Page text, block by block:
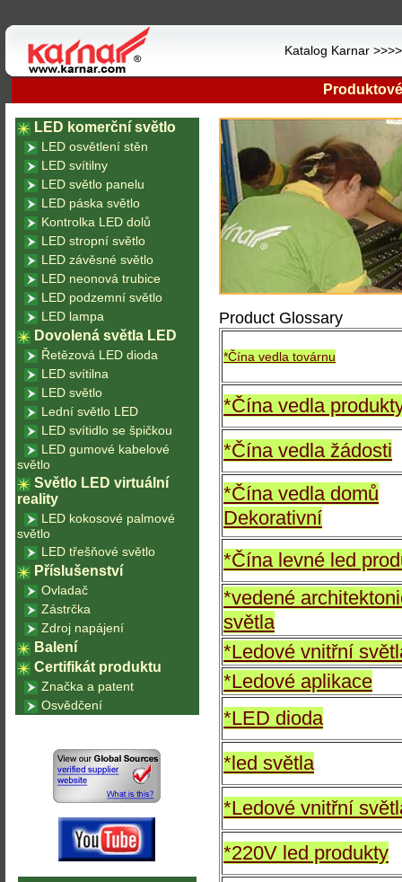
Katalog Karnar
Product Glossary
*Čína vedla továrnu
*Čína vedla
*Čína vedla žádosti
*Čína vedla domů
Dekorativní
*Čína levné led
*vedené
světla
*Ledové vnitřní
*Ledové aplikace
*LED dioda
*led světla
*Ledové vnitřní
*220V led produkty
LED komerční světlo
LED osvětlení stěn
LED svítilny
LED světlo panelu
LED páska světlo
Kontrolka LED dolů
LED stropní světlo
LED závěsné světlo
LED neonová trubice
LED podzemní světlo
LED lampa
Dovolená světla LED
Řetězová LED dioda
LED svítilna
LED světlo
Lední světlo LED
LED svítidlo se špičkou
LED gumové kabelové
světlo
Světlo LED virtuální
reality
LED kokosové palmové
světlo
LED třešňové světlo
Příslušenství
Ovladač
Zástrčka
Zdroj napájení
Balení
Certifikát produktu
Značka a patent
Osvědčení